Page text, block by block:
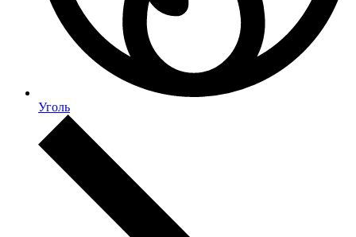
Уголь